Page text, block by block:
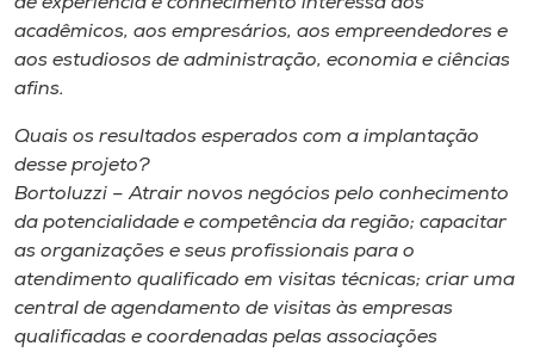
acadêmicos, aos empresários, aos empreendedores e
aos estudiosos de administração, economia e ciências
afins.
Quais os resultados esperados com a implantação
desse projeto?
Bortoluzzi – Atrair novos negócios pelo conhecimento
da potencialidade e competência da região; capacitar
as organizações e seus profissionais para o
atendimento qualificado em visitas técnicas; criar uma
central de agendamento de visitas às empresas
qualificadas e coordenadas pelas associações